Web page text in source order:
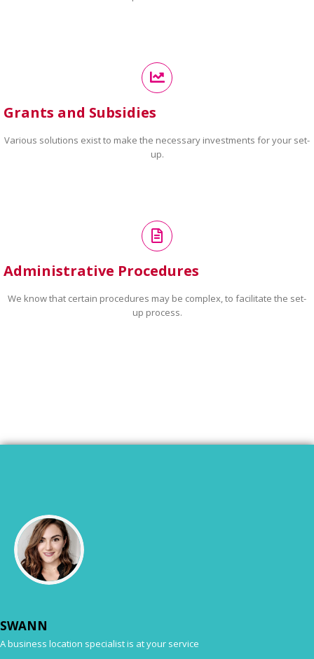
Grants and Subsidies
Various solutions exist to make the necessary investments for your set-
up.
Administrative Procedures
We know that certain procedures may be complex, to facilitate the set-
up process.
SWANN
A business location specialist is at your service